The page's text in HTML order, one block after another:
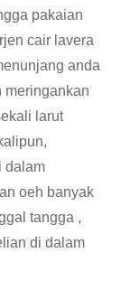
pakaian
cair lavera
anda
meringankan
larut
dalam
oeh banyak
tangga ,
di dalam